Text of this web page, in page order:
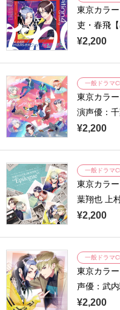
東京カラ
吏・春飛
口拓也 浪
¥2,200
一般ドラマ
東京カラーソニック!!
演声優：
キ 梶原岳
¥2,200
一般ドラマ
東京カラ
葉翔也 上
木村良平
¥2,200
一般ドラマ
東京カラ
声優：武
克幸 諏訪
¥2,200